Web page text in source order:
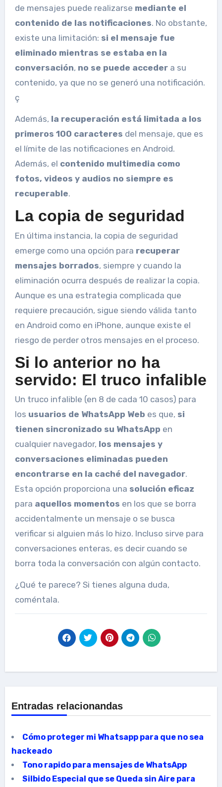
de mensajes puede realizarse mediante el
contenido de las notificaciones. No obstante,
existe una limitación: si el mensaje fue
eliminado mientras se estaba en la
conversación, no se puede accedera su
contenido, ya que no se generó una notificación.
ç
Además, la recuperación está limitada a los
primeros 100 caracteres del mensaje, que es
el límite de las notificaciones en Android.
Además, el contenido multimedia como
fotos, videos y audios no siempre es
recuperable.
La copia de seguridad
En última instancia, la copia de seguridad
emerge como una opción para recuperar
mensajes borrados, siempre y cuando la
eliminación ocurra después de realizar la copia.
Aunque es una estrategia complicada que
requiere precaución, sigue siendo válida tanto
en Android como en iPhone, aunque existe el
riesgo de perder otros mensajes en el proceso.
Si lo anterior no ha
servido: El truco infalible
Un truco infalible (en 8 de cada 10 casos) para
los usuarios de WhatsApp Web es que, si
tienen sincronizado su WhatsApp en
cualquier navegador, los mensajes y
conversaciones eliminadas pueden
encontrarse en la caché del navegador.
Esta opción proporciona una solución eficaz
para aquellos momentos en los que se borra
accidentalmente un mensaje o se busca
verificar si alguien más lo hizo. Incluso sirve para
conversaciones enteras, es decir cuando se
borra toda la conversación con algún contacto.
¿Qué te parece? Si tienes alguna duda,
coméntala.
Entradas relacionandas
Cómo proteger mi Whatsapp para que no sea
hackeado
Tono rapido para mensajes de WhatsApp
Silbido Especial que se Queda sin Aire para